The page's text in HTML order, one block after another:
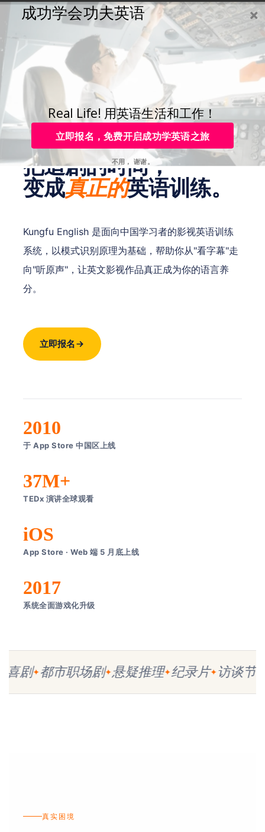
购买
咨询
注册
登录
Toggle
navigation
咨询热线：
国内：4006-979-088 国际：+86-755-88820630
把追剧的时间，
变成真正的英语训练。
Kungfu English 是面向中国学习者的影视英语训练
系统，以模式识别原理为基础，帮助你从"看字幕"走
向"听原声"，让英文影视作品真正成为你的语言养
分。
立即报名
2010
于 App Store 中国区上线
37M+
TEDx 演讲全球观看
iOS
App Store · Web 端 5 月底上线
2017
系统全面游戏化升级
喜剧 都市职场剧 悬疑推理 纪录片 访谈节
真实困境
立即报名，免费开启成功学英语之旅
成功学会功夫英语
Real Life! 用英语生活和工作！
不用， 谢谢。